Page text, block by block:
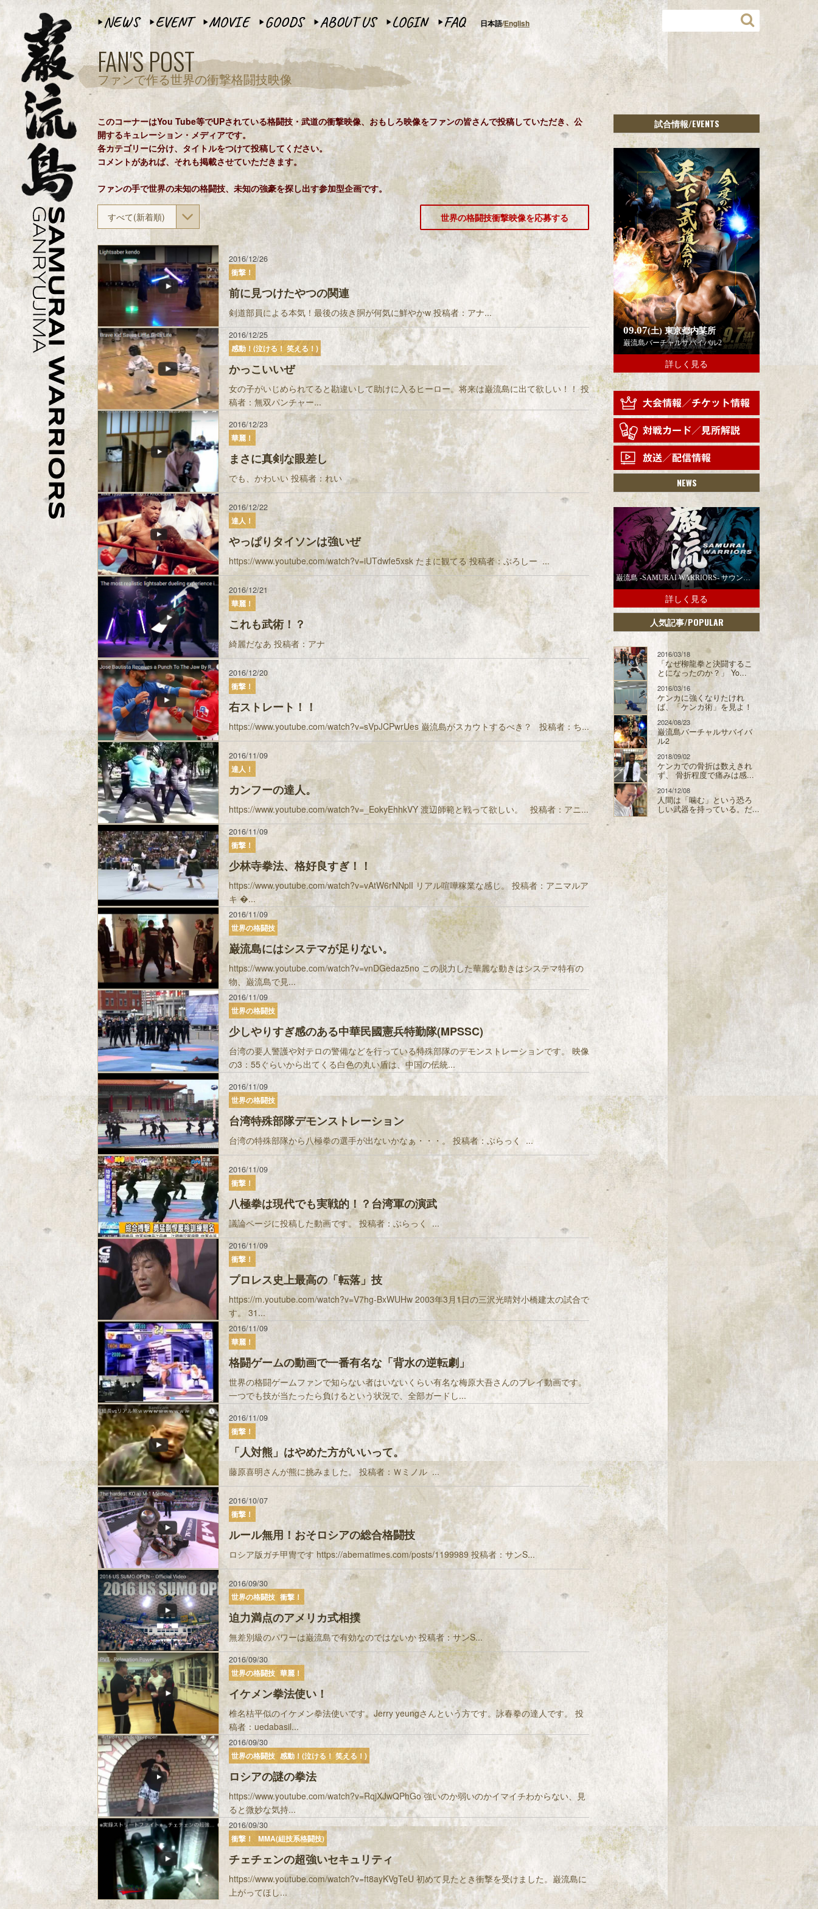
▶︎NEWS ▶︎ EVENT ▶︎MOVIE ▶︎ GOODS ▶︎ABOUT US ▶︎ LOGIN ▶︎FAQ 日本語English
FAN'S POST
ファンで作る世界の衝撃格闘技映像
このコーナーはYou Tube等でUPされている格闘技・武道の衝撃映像、おもしろ映像をファンの皆さんで投稿していただき、公
開するキュレーション・メディアです。
各カテゴリーに分け、タイトルをつけて投稿してください。
コメントがあれば、それも掲載させていただきます。
ファンの手で世界の未知の格闘技、未知の強豪を探し出す参加型企画です。
世界の格闘技衝撃映像を応募する
すべて(新着順)
2016/12/26
衝撃！
前に見つけたやつの関連
剣道部員による本気！最後の抜き胴が何気に鮮やかw 投稿者：アナ...
2016/12/25
感動！(泣ける！ 笑える！)
かっこいいぜ
女の子がいじめられてると勘違いして助けに入るヒーロー。将来は巌流島に出て欲しい！！ 投
稿者：無双パンチャー...
2016/12/23
華麗！
まさに真剣な眼差し
でも、かわいい 投稿者：れい
2016/12/22
達人！
やっぱりタイソンは強いぜ
https://www.youtube.com/watch?v=iUTdwfe5xsk たまに観てる 投稿者：ぶろしー ...
2016/12/21
華麗！
これも武術！？
綺麗だなあ 投稿者：アナ
2016/12/20
衝撃！
右ストレート！！
https://www.youtube.com/watch?v=sVpJCPwrUes 巌流島がスカウトするべき？ 投稿者：ち...
2016/11/09
達人！
カンフーの達人。
https://www.youtube.com/watch?v=_EokyEhhkVY 渡辺師範と戦って欲しい。 投稿者：アニ...
2016/11/09
衝撃！
少林寺拳法、格好良すぎ！！
https://www.youtube.com/watch?v=vAtW6rNNplI リアル喧嘩稼業な感じ。 投稿者：アニマルア
キ �...
2016/11/09
世界の格闘技
巌流島にはシステマが足りない。
https://www.youtube.com/watch?v=vnDGedaz5no この脱力した華麗な動きはシステマ特有の
物、巌流島で見...
2016/11/09
世界の格闘技
少しやりすぎ感のある中華民國憲兵特勤隊(MPSSC)
台湾の要人警護や対テロの警備などを行っている特殊部隊のデモンストレーションです。 映像
の3：55ぐらいから出てくる白色の丸い盾は、中国の伝統...
2016/11/09
世界の格闘技
台湾特殊部隊デモンストレーション
台湾の特殊部隊から八極拳の選手が出ないかなぁ・・・。 投稿者：ぶらっく ...
2016/11/09
衝撃！
八極拳は現代でも実戦的！？台湾軍の演武
議論ページに投稿した動画です。 投稿者：ぶらっく ...
2016/11/09
衝撃！
プロレス史上最高の「転落」技
https://m.youtube.com/watch?v=V7hg-BxWUHw 2003年3月1日の三沢光晴対小橋建太の試合で
す。 31...
2016/11/09
華麗！
格闘ゲームの動画で一番有名な「背水の逆転劇」
世界の格闘ゲームファンで知らない者はいないくらい有名な梅原大吾さんのプレイ動画です。
一つでも技が当たったら負けるという状況で、全部ガードし...
2016/11/09
衝撃！
「人対熊」はやめた方がいいって。
藤原喜明さんが熊に挑みました。 投稿者：Ｗミノル ...
2016/10/07
衝撃！
ルール無用！おそロシアの総合格闘技
ロシア版ガチ甲冑です https://abematimes.com/posts/1199989 投稿者：サンS...
2016/09/30
世界の格闘技 衝撃！
迫力満点のアメリカ式相撲
無差別級のパワーは巌流島で有効なのではないか 投稿者：サンS...
2016/09/30
世界の格闘技 華麗！
イケメン拳法使い！
椎名桔平似のイケメン拳法使いです。Jerry yeungさんという方です。詠春拳の達人です。 投
稿者：uedabasil...
2016/09/30
世界の格闘技 感動！(泣ける！ 笑える！)
ロシアの謎の拳法
https://www.youtube.com/watch?v=RqjXJwQPhGo 強いのか弱いのかイマイチわからない、見
ると微妙な気持...
2016/09/30
衝撃！
MMA(組技系格闘技)
チェチェンの超強いセキュリティ
https://www.youtube.com/watch?v=ft8ayKVgTeU 初めて見たとき衝撃を受けました。巌流島に
上がってほし...
試合情報/EVENTS
09.07(土)東京都内某所
巌流島バーチャルサバイバル2
詳しく見る
NEWS
巌流島 -SAMURAI WARRIORS- サウンドトラックの配信スタート！
詳しく見る
人気記事/POPULAR
2016/03/18
「なぜ柳龍拳と決闘するこ
とになったのか？」 Yo...
2016/03/16
ケンカに強くなりたけれ
ば、「ケンカ術」を見よ！
2024/08/23
巌流島バーチャルサバイバ
ル2
2018/09/02
ケンカでの骨折は数えきれ
ず、 骨折程度で痛みは感...
2014/12/08
人間は「噛む」という恐ろ
しい武器を持っている。だ...